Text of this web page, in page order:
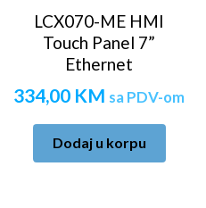
LCX070-ME HMI
Touch Panel 7”
Ethernet
334,00 KM sa PDV-om
Dodaj u korpu